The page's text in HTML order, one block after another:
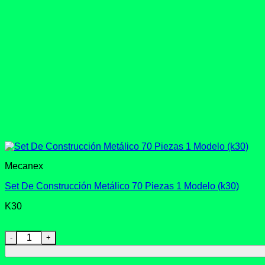
Mecanex
Set De Construcción Metálico 70 Piezas 1 Modelo (k30)
K30
Set De Construcción Metálico 70 Piezas 1 Modelo (k30)